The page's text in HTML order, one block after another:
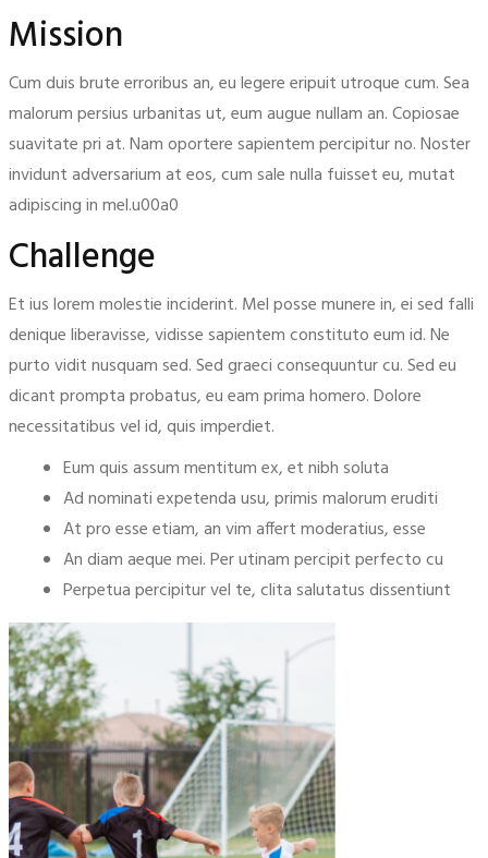
Mission
Cum duis brute erroribus an, eu legere eripuit utroque cum. Sea
malorum persius urbanitas ut, eum augue nullam an. Copiosae
suavitate pri at. Nam oportere sapientem percipitur no. Noster
invidunt adversarium at eos, cum sale nulla fuisset eu, mutat
adipiscing in mel.u00a0
Challenge
Et ius lorem molestie inciderint. Mel posse munere in, ei sed falli
denique liberavisse, vidisse sapientem constituto eum id. Ne
purto vidit nusquam sed. Sed graeci consequuntur cu. Sed eu
dicant prompta probatus, eu eam prima homero. Dolore
necessitatibus vel id, quis imperdiet.
Eum quis assum mentitum ex, et nibh soluta
Ad nominati expetenda usu, primis malorum eruditi
At pro esse etiam, an vim affert moderatius, esse
An diam aeque mei. Per utinam percipit perfecto cu
Perpetua percipitur vel te, clita salutatus dissentiunt